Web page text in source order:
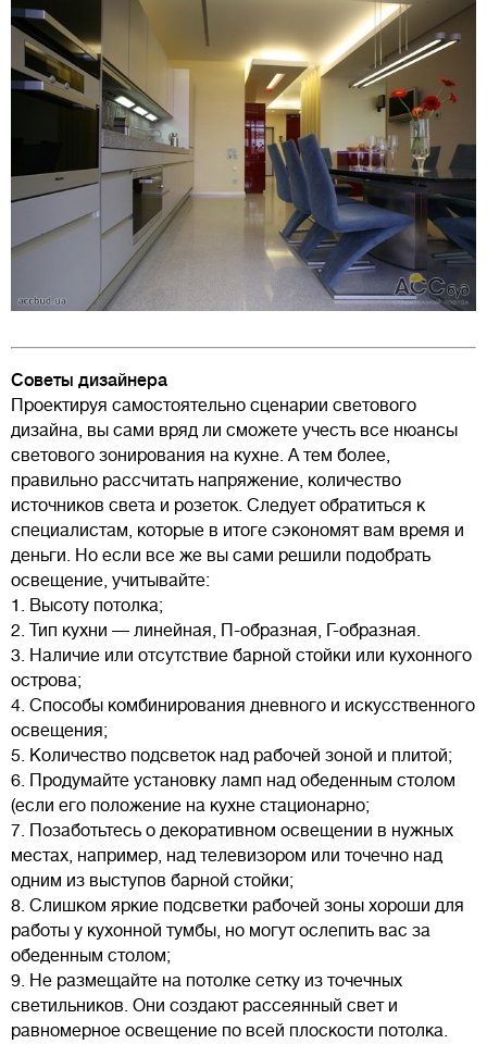
Советы дизайнера
Проектируя самостоятельно сценарии светового
дизайна, вы сами вряд ли сможете учесть все нюансы
светового зонирования на кухне. А тем более,
правильно рассчитать напряжение, количество
источников света и розеток. Следует обратиться к
специалистам, которые в итоге сэкономят вам время и
деньги. Но если все же вы сами решили подобрать
освещение, учитывайте:
1. Высоту потолка;
2. Тип кухни — линейная, П-образная, Г-образная.
3. Наличие или отсутствие барной стойки или кухонного
острова;
4. Способы комбинирования дневного и искусственного
освещения;
5. Количество подсветок над рабочей зоной и плитой;
6. Продумайте установку ламп над обеденным столом
(если его положение на кухне стационарно;
7. Позаботьтесь о декоративном освещении в нужных
местах, например, над телевизором или точечно над
одним из выступов барной стойки;
8. Слишком яркие подсветки рабочей зоны хороши для
работы у кухонной тумбы, но могут ослепить вас за
обеденным столом;
9. Не размещайте на потолке сетку из точечных
светильников. Они создают рассеянный свет и
равномерное освещение по всей плоскости потолка.